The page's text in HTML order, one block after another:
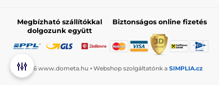
Megbízható szállítókkal
dolgozunk együtt
Biztonságos online fizetés
© 2026 www.dometa.hu ⦁ Webshop szolgáltatónk a SIMPLIA.cz